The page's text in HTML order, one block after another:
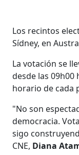
Los recintos
Sídney, en
La votación se
desde las 09h00
horario de cada
"No son
democracia.
sigo
CNE, Diana